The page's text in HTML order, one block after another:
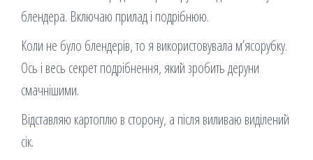
блендера. Включаю прилад і подрібнюю.
Коли не було блендерів, то я використовувала м’ясорубку.
Ось і весь секрет подрібнення, який зробить деруни
смачнішими.
Відставляю картоплю в сторону, а після виливаю виділений
сік.